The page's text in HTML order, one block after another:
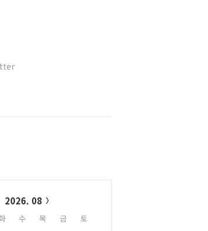
2026. 08
수 목 금
토